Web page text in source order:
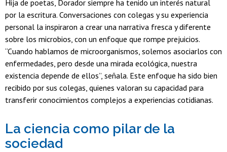
Hija de poetas, Dorador siempre ha tenido un interés natural
por la escritura. Conversaciones con colegas y su experiencia
personal la inspiraron a crear una narrativa fresca y diferente
sobre los microbios, con un enfoque que rompe prejuicios.
“Cuando hablamos de microorganismos, solemos asociarlos con
enfermedades, pero desde una mirada ecológica, nuestra
existencia depende de ellos”, señala. Este enfoque ha sido bien
recibido por sus colegas, quienes valoran su capacidad para
transferir conocimientos complejos a experiencias cotidianas.
La ciencia como pilar de la
sociedad